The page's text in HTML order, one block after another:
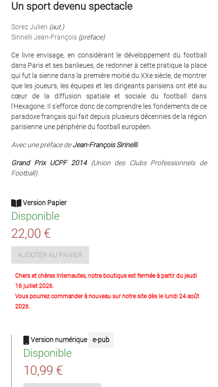
Un sport devenu spectacle
Sorez Julien (aut.)
Sirinelli Jean-François (préface)
Ce livre envisage, en considérant le développement du football
dans Paris et ses banlieues, de redonner à cette pratique la place
qui fut la sienne dans la première moitié du XXe siècle, de montrer
que les joueurs, les équipes et les dirigeants parisiens ont été au
cœur de la diffusion spatiale et sociale du football dans
l'Hexagone. Il s'efforce donc de comprendre les fondements de ce
paradoxe français qui fait depuis plusieurs décennies de la région
parisienne une périphérie du football européen.
Avec une préface deJean-François Sirinelli.
Grand Prix UCPF 2014(Union des Clubs Professionnels de
Football).
Version Papier
Disponible
22,00 €
AJOUTER AU PANIER
Chers et chères Internautes, notre boutique est fermée à partir du jeudi
16 juillet 2026.
Vous pourrez commander à nouveau sur notre site dès le lundi 24 août
2026.
Version numérique e-pub
Disponible
10,99 €